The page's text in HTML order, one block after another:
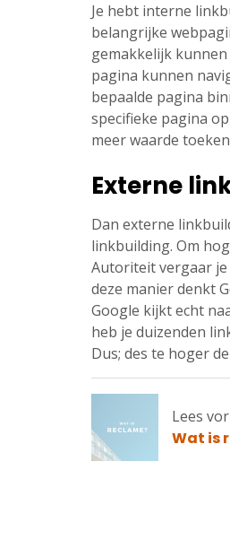
Je hebt interne
belangrijke
gemakkelijk
pagina kunnen
bepaalde pagina
specifieke pagina
meer waarde
Externe
Dan externe
linkbuilding. Om
Autoriteit vergaar je
deze manier denkt
Google kijkt echt
heb je duizenden
Dus; des te hoger
Lees
Lees
Wat is